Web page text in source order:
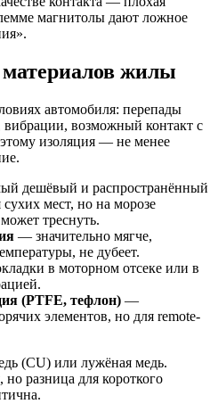
магнитолы дают ложное
жилы
автомобиля: перепады
вибрации, возможный контакт с
изоляция — не менее
дешёвый и распространённый
мест, но на морозе
треснуть.
— значительно мягче,
не дубеет.
в моторном отсеке или в
(PTFE, тефлон) —
элементов, но для remote-
(CU) или лужёная медь.
разница для короткого